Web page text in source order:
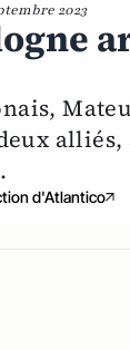
2023
d'Atlantico